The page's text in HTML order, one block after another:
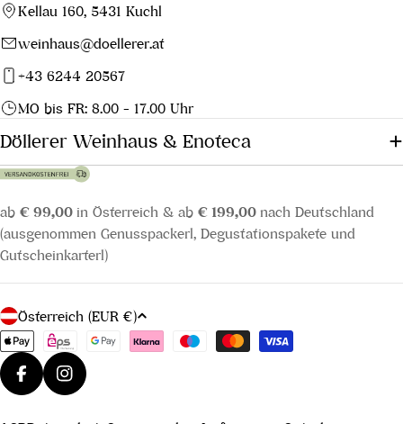
Kellau 160, 5431 Kuchl
weinhaus@doellerer.at
+43 6244 20567
MO bis FR: 8.00 - 17.00 Uhr
Döllerer Weinhaus & Enoteca
ab € 99,00 in Österreich & ab € 199,00 nach Deutschland
(ausgenommen Genusspackerl, Degustationspakete und
Gutscheinkarterl)
L
a
n
d
Österreich (EUR €)
Zahlungsmethoden
FacebookInstagram